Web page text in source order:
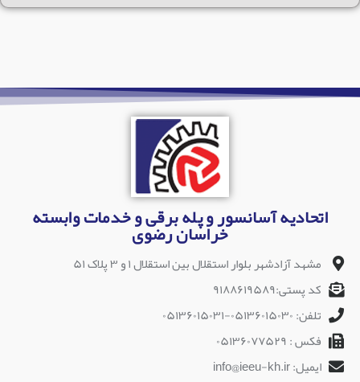
اتحادیه آسانسور و پله برقی و خدمات وابسته
خراسان رضوی
مشهد آزادشهر بلوار استقلال بین استقلال ۱ و ۳ پلاک ۵۱
کد پستی:۹۱۸۸۶۱۹۵۸۹
تلفن: ۰۵۱۳۶۰۱۵۰۳۰-۰۵۱۳۶۰۱۵۰۳۱
فکس : ۰۵۱۳۶۰۷۷۵۲۹
ایمیل: info@ieeu-kh.ir